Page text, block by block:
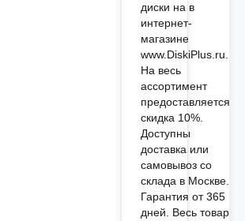
диски на в
интернет-
магазине
www.DiskiPlus.ru.
На весь
ассортимент
предоставляется
скидка 10%.
Доступны
доставка или
самовывоз со
склада в Москве.
Гарантия от 365
дней. Весь товар